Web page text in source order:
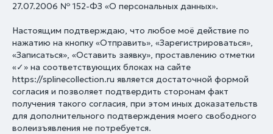
27.07.2006 № 152-ФЗ «О персональных данных».
Настоящим подтверждаю, что любое моё действие по
нажатию на кнопку «Отправить», «Зарегистрироваться»,
«Записаться», «Оставить заявку», проставлению отметки
«✓» на соответствующих блоках на сайте
https://splinecollection.ru является достаточной формой
согласия и позволяет подтвердить сторонам факт
получения такого согласия, при этом иных доказательств
для дополнительного подтверждения моего свободного
волеизъявления не потребуется.
Получите полный
доступ к 3D-
библиотеке
и технической
документации
Начните работу с нами